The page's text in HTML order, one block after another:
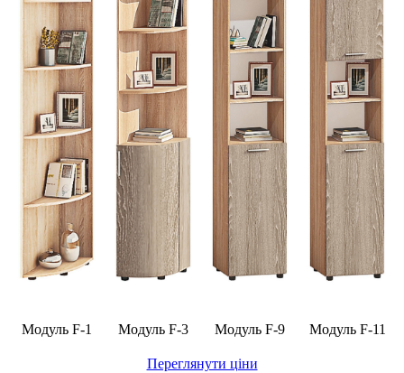
Модуль F-1 Модуль F-3 Модуль F-9 Модуль F-11
Переглянути ціни